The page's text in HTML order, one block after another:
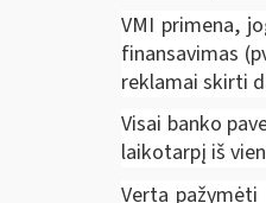
VMI primena,
finansavimas
reklamai skirti
Visai banko
laikotarpį iš
Verta